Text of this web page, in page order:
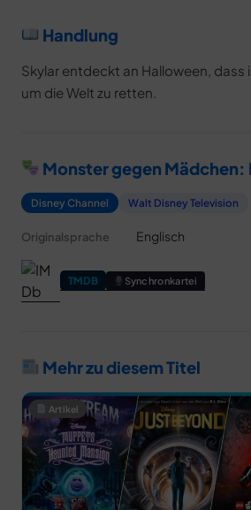
Handlung
Skylar entdeckt an Halloween,
um die Welt zu retten.
Monster gegen Mädchen:
Disney Channel Walt Disney Television
Originalsprache Englisch
TMDB Synchronkartei
Mehr zu diesem Titel
Artikel